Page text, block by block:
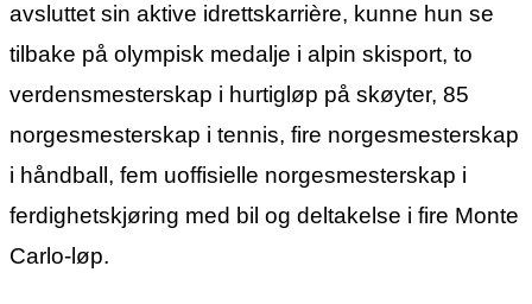
avsluttet sin aktive idrettskarrière, kunne hun se
tilbake på olympisk medalje i alpin skisport, to
verdensmesterskap i hurtigløp på skøyter, 85
norgesmesterskap i tennis, fire norgesmesterskap
i håndball, fem uoffisielle norgesmesterskap i
ferdighetskjøring med bil og deltakelse i fire Monte
Carlo-løp.